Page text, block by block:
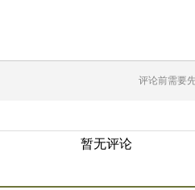
评论前需要
暂无评论